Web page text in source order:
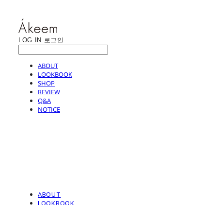
LOG IN 로그인
ABOUT
LOOKBOOK
SHOP
REVIEW
Q&A
NOTICE
ABOUT
LOOKBOOK